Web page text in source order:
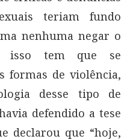
teriam fundo
nenhuma negar o
isso tem que se
formas de violência,
desse tipo de
defendido a tese
declarou que “hoje,